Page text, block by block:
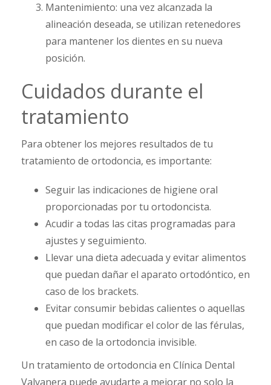
Mantenimiento: una vez alcanzada la
alineación deseada, se utilizan retenedores
para mantener los dientes en su nueva
posición.
Cuidados durante el
tratamiento
Para obtener los mejores resultados de tu
tratamiento de ortodoncia, es importante:
Seguir las indicaciones de higiene oral
proporcionadas por tu ortodoncista.
Acudir a todas las citas programadas para
ajustes y seguimiento.
Llevar una dieta adecuada y evitar alimentos
que puedan dañar el aparato ortodóntico, en
caso de los brackets.
Evitar consumir bebidas calientes o aquellas
que puedan modificar el color de las férulas,
en caso de la ortodoncia invisible.
Un tratamiento de ortodoncia en Clínica Dental
Valvanera puede ayudarte a mejorar no solo la